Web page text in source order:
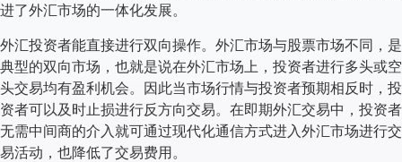
进了外汇市场的一体化发展。
外汇投资者能直接进行双向操作。外汇市场与股票市场不同，是
典型的双向市场，也就是说在外汇市场上，投资者进行多头或空
头交易均有盈利机会。因此当市场行情与投资者预期相反时，投
资者可以及时止损进行反方向交易。在即期外汇交易中，投资者
无需中间商的介入就可通过现代化通信方式进入外汇市场进行交
易活动，也降低了交易费用。